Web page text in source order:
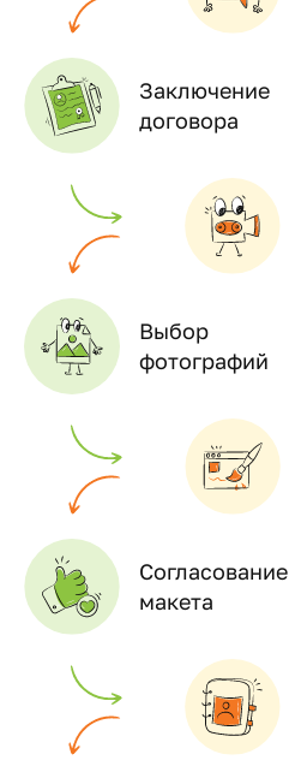
Заключение
договора
Выбор
фотографий
Согласование
макета